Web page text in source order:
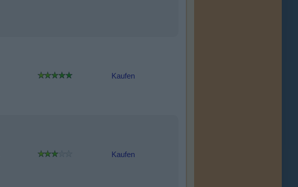
Kaufen
Kaufen